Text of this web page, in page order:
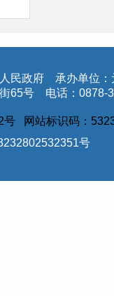
民政府 承办单位：
街65号 电话：
号 网站标识码：
号